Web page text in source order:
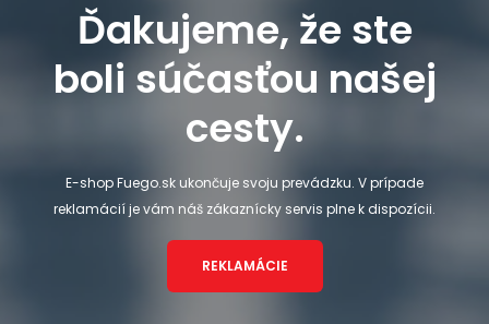
Ďakujeme, že ste
boli súčasťou našej
cesty.
E-shop Fuego.sk ukončuje svoju prevádzku. V prípade
reklamácií je vám náš zákaznícky servis plne k dispozícii.
REKLAMÁCIE